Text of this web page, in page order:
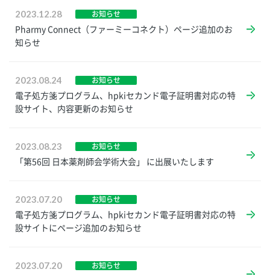
2023.12.28 お知らせ
Pharmy Connect（ファーミーコネクト）ページ追加のお
知らせ
2023.08.24 お知らせ
電子処方箋プログラム、hpkiセカンド電子証明書対応の特
設サイト、内容更新のお知らせ
2023.08.23 お知らせ
「第56回 日本薬剤師会学術大会」 に出展いたします
2023.07.20 お知らせ
電子処方箋プログラム、hpkiセカンド電子証明書対応の特
設サイトにページ追加のお知らせ
2023.07.20 お知らせ